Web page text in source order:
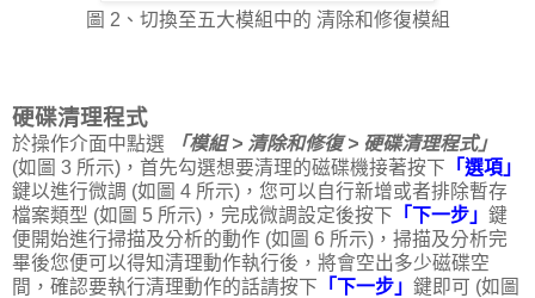
圖 2、切換至五大模組中的 清除和修復模組
硬碟清理程式
於操作介面中點選 「模組 > 清除和修復 > 硬碟清理程式」
(如圖 3 所示)，首先勾選想要清理的磁碟機接著按下 「選項」
鍵以進行微調 (如圖 4 所示)，您可以自行新增或者排除暫存
檔案類型 (如圖 5 所示)，完成微調設定後按下 「下一步」 鍵
便開始進行掃描及分析的動作 (如圖 6 所示)，掃描及分析完
畢後您便可以得知清理動作執行後，將會空出多少磁碟空
間，確認要執行清理動作的話請按下 「下一步」 鍵即可 (如圖